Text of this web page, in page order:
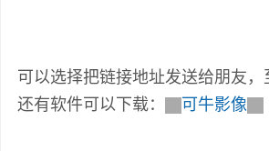
可以选择把链接地址发送给朋友，
还有软件可以下载：
可牛影像